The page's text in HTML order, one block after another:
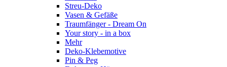
Streu-Deko
Vasen & Gefäße
Traumfänger - Dream On
Your story - in a box
Mehr
Deko-Klebemotive
Pin & Peg